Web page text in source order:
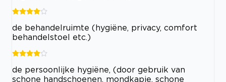
de behandelruimte (hygiëne, privacy, comfort
behandelstoel etc.)
de persoonlijke hygiëne, (door gebruik van
schone handschoenen, mondkapje, schone